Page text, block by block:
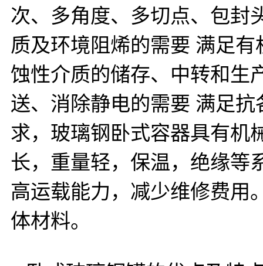
次、多角度、多切点、包封
质及环境阻烯的需要 满足
蚀性介质的储存、中转和生
送、消除静电的需要 满足
求，玻璃钢卧式容器具有机
长，重量轻，保温，绝缘等
高运载能力，减少维修费用
体材料。